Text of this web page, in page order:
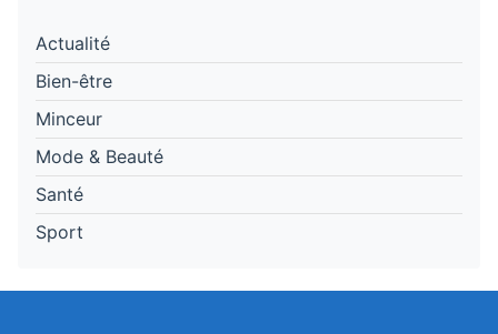
Actualité
Bien-être
Minceur
Mode & Beauté
Santé
Sport